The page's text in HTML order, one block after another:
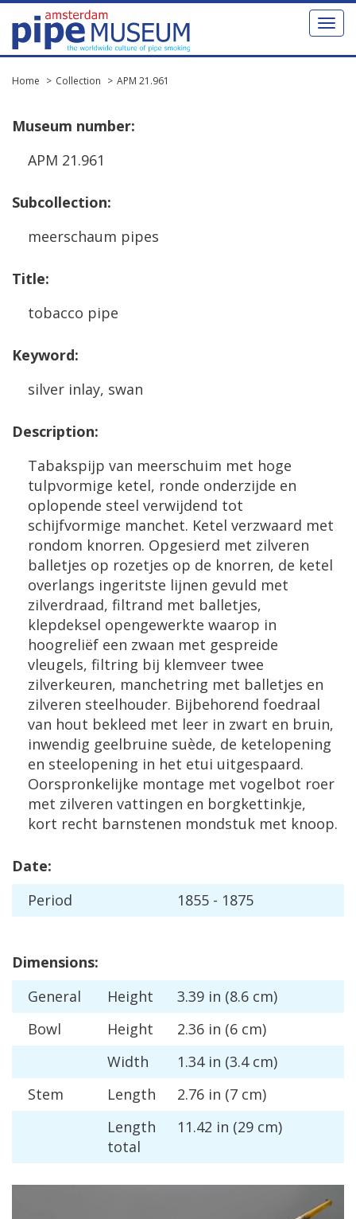
Toggle
Home Collection APM 21.961
Museum number:
APM 21.961
Subcollection:
meerschaum pipes
Title:
tobacco pipe
Keyword:
silver inlay, swan
Description:
Tabakspijp van meerschuim met hoge
tulpvormige ketel, ronde onderzijde en
oplopende steel verwijdend tot
schijfvormige manchet. Ketel verzwaard met
rondom knorren. Opgesierd met zilveren
balletjes op rozetjes op de knorren, de ketel
overlangs ingeritste lijnen gevuld met
zilverdraad, filtrand met balletjes,
klepdeksel opengewerkte waarop in
hoogreliëf een zwaan met gespreide
vleugels, filtring bij klemveer twee
zilverkeuren, manchetring met balletjes en
zilveren steelhouder. Bijbehorend foedraal
van hout bekleed met leer in zwart en bruin,
inwendig geelbruine suède, de ketelopening
en steelopening in het etui uitgespaard.
Oorspronkelijke montage met vogelbot roer
met zilveren vattingen en borgkettinkje,
kort recht barnstenen mondstuk met knoop.
Date:
Period
1855 - 1875
Dimensions:
General
Height 3.39 in (8.6 cm)
Bowl
Height 2.36 in (6 cm)
Width
1.34 in (3.4 cm)
Stem
Length 2.76 in (7 cm)
Length
total
11.42 in (29 cm)